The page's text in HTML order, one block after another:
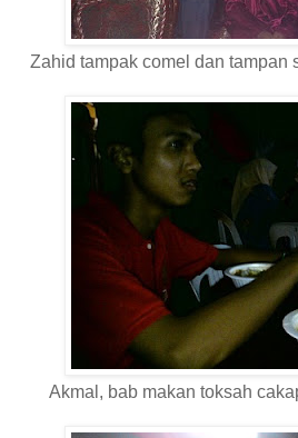
Zahid tampak comel dan tampan
Akmal, bab makan toksah